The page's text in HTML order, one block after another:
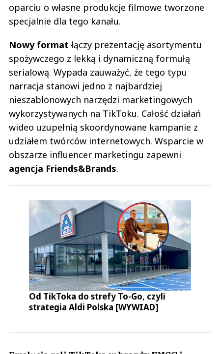
oparciu o własne produkcje filmowe tworzone
specjalnie dla tego kanału.
Nowy format łączy prezentację asortymentu
spożywczego z lekką i dynamiczną formułą
serialową. Wypada zauważyć, że tego typu
narracja stanowi jedno z najbardziej
nieszablonowych narzędzi marketingowych
wykorzystywanych na TikToku. Całość działań
wideo uzupełnią skoordynowane kampanie z
udziałem twórców internetowych. Wsparcie w
obszarze influencer marketingu zapewni
agencja Friends&Brands.
Od TikToka do strefy To-Go, czyli
strategia Aldi Polska [WYWIAD]